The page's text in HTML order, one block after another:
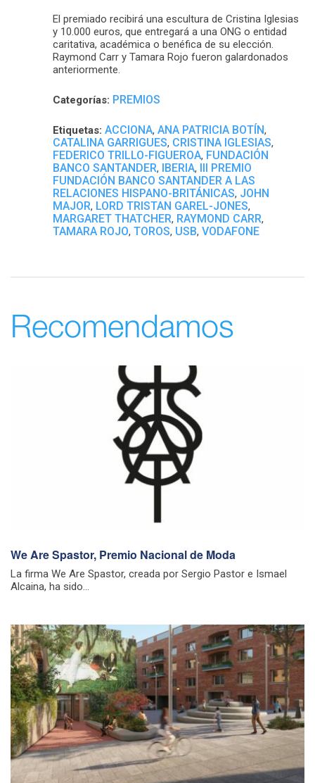
El premiado recibirá una escultura de Cristina Iglesias
y 10.000 euros, que entregará a una ONG o entidad
caritativa, académica o benéfica de su elección.
Raymond Carr y Tamara Rojo fueron galardonados
anteriormente.
Categorías: PREMIOS
Etiquetas: ACCIONA, ANA PATRICIA BOTÍN,
CATALINA GARRIGUES, CRISTINA IGLESIAS,
FEDERICO TRILLO-FIGUEROA, FUNDACIÓN
BANCO SANTANDER, IBERIA, III PREMIO
FUNDACIÓN BANCO SANTANDER A LAS
RELACIONES HISPANO-BRITÁNICAS, JOHN
MAJOR, LORD TRISTAN GAREL-JONES,
MARGARET THATCHER, RAYMOND CARR,
TAMARA ROJO, TOROS, USB, VODAFONE
Recomendamos
We Are Spastor, Premio Nacional de Moda
La firma We Are Spastor, creada por Sergio Pastor e Ismael
Alcaina, ha sido...